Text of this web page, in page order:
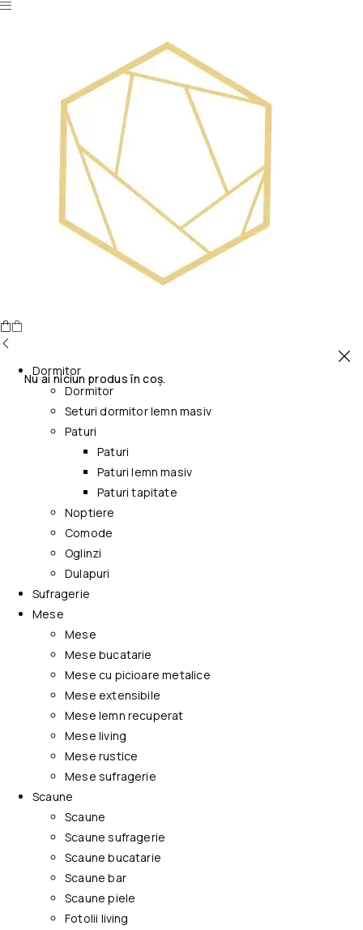
Nu ai niciun produs în coș.
Dormitor
Dormitor
Seturi dormitor lemn masiv
Paturi
Paturi
Paturi lemn masiv
Paturi tapitate
Noptiere
Comode
Oglinzi
Dulapuri
Sufragerie
Mese
Mese
Mese bucatarie
Mese cu picioare metalice
Mese extensibile
Mese lemn recuperat
Mese living
Mese rustice
Mese sufragerie
Scaune
Scaune
Scaune sufragerie
Scaune bucatarie
Scaune bar
Scaune piele
Fotolii living